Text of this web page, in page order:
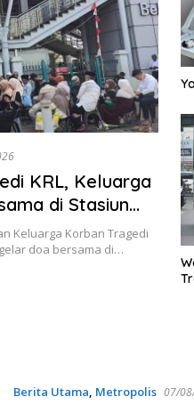
KRL, Keluarga
di Stasiun
Keluarga Korban Tragedi
doa bersama di…
Berita Utama, Metropolis 07/